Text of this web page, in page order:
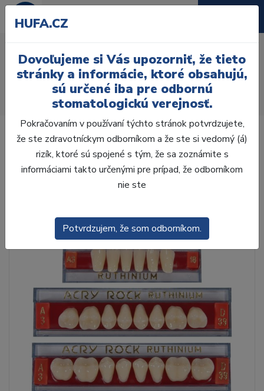
D39, A1
Zuby
AcryRock
AcryRock 1x28 S17-I41-D39, A1
HUFA.CZ
Dovoľujeme si Vás upozorniť, že tieto
stránky a informácie, ktoré obsahujú,
sú určené iba pre odbornú
stomatologickú verejnosť.
Pokračovaním v používaní týchto stránok potvrdzujete,
že ste zdravotníckym odborníkom a že ste si vedomý (á)
rizík, ktoré sú spojené s tým, že sa zoznámite s
informáciami takto určenými pre prípad, že odborníkom
nie ste
Potvrdzujem, že som odborníkom.